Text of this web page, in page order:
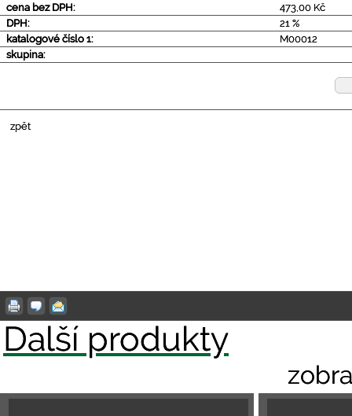
cena bez DPH:
473,00 Kč
DPH:
21 %
katalogové číslo 1:
M00012
skupina:
zpět
Další produkty